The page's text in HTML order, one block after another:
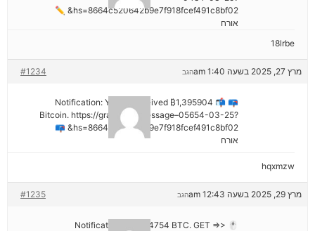
hs=8664c520642b9e7f918fcef491c8bf02& ✏
אורח
18lrbe
מרץ 27, 2025 בשעה 1:40 am #1234 הגב
📪 📬 Notification: You've received ₿1,395904
Bitcoin. https://graph.org/Message–05654-03-25?
hs=8664c520642b9e7f918fcef491c8bf02& 📪
אורח
hqxmzw
מרץ 29, 2025 בשעה 12:43 am #1235 הגב
🖱 Notification; + 1,424754 BTC. GET =>>